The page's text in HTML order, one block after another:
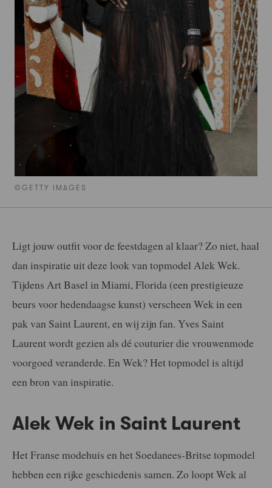
©GETTY IMAGES
Ligt jouw outfit voor de feestdagen al klaar? Zo niet, haal
dan inspiratie uit deze look van topmodel Alek Wek.
Tijdens Art Basel in Miami, Florida (een prestigieuze
beurs voor hedendaagse kunst) verscheen Wek in een
pak van Saint Laurent, en wij zijn fan. Yves Saint
Laurent wordt gezien als dé couturier die vrouwenmode
voorgoed veranderde. En Wek? Het topmodel is altijd
een bron van inspiratie.
Alek Wek in Saint Laurent
Het Franse modehuis en het Soedanees-Britse topmodel
hebben een rijke geschiedenis samen. Zo loopt Wek al